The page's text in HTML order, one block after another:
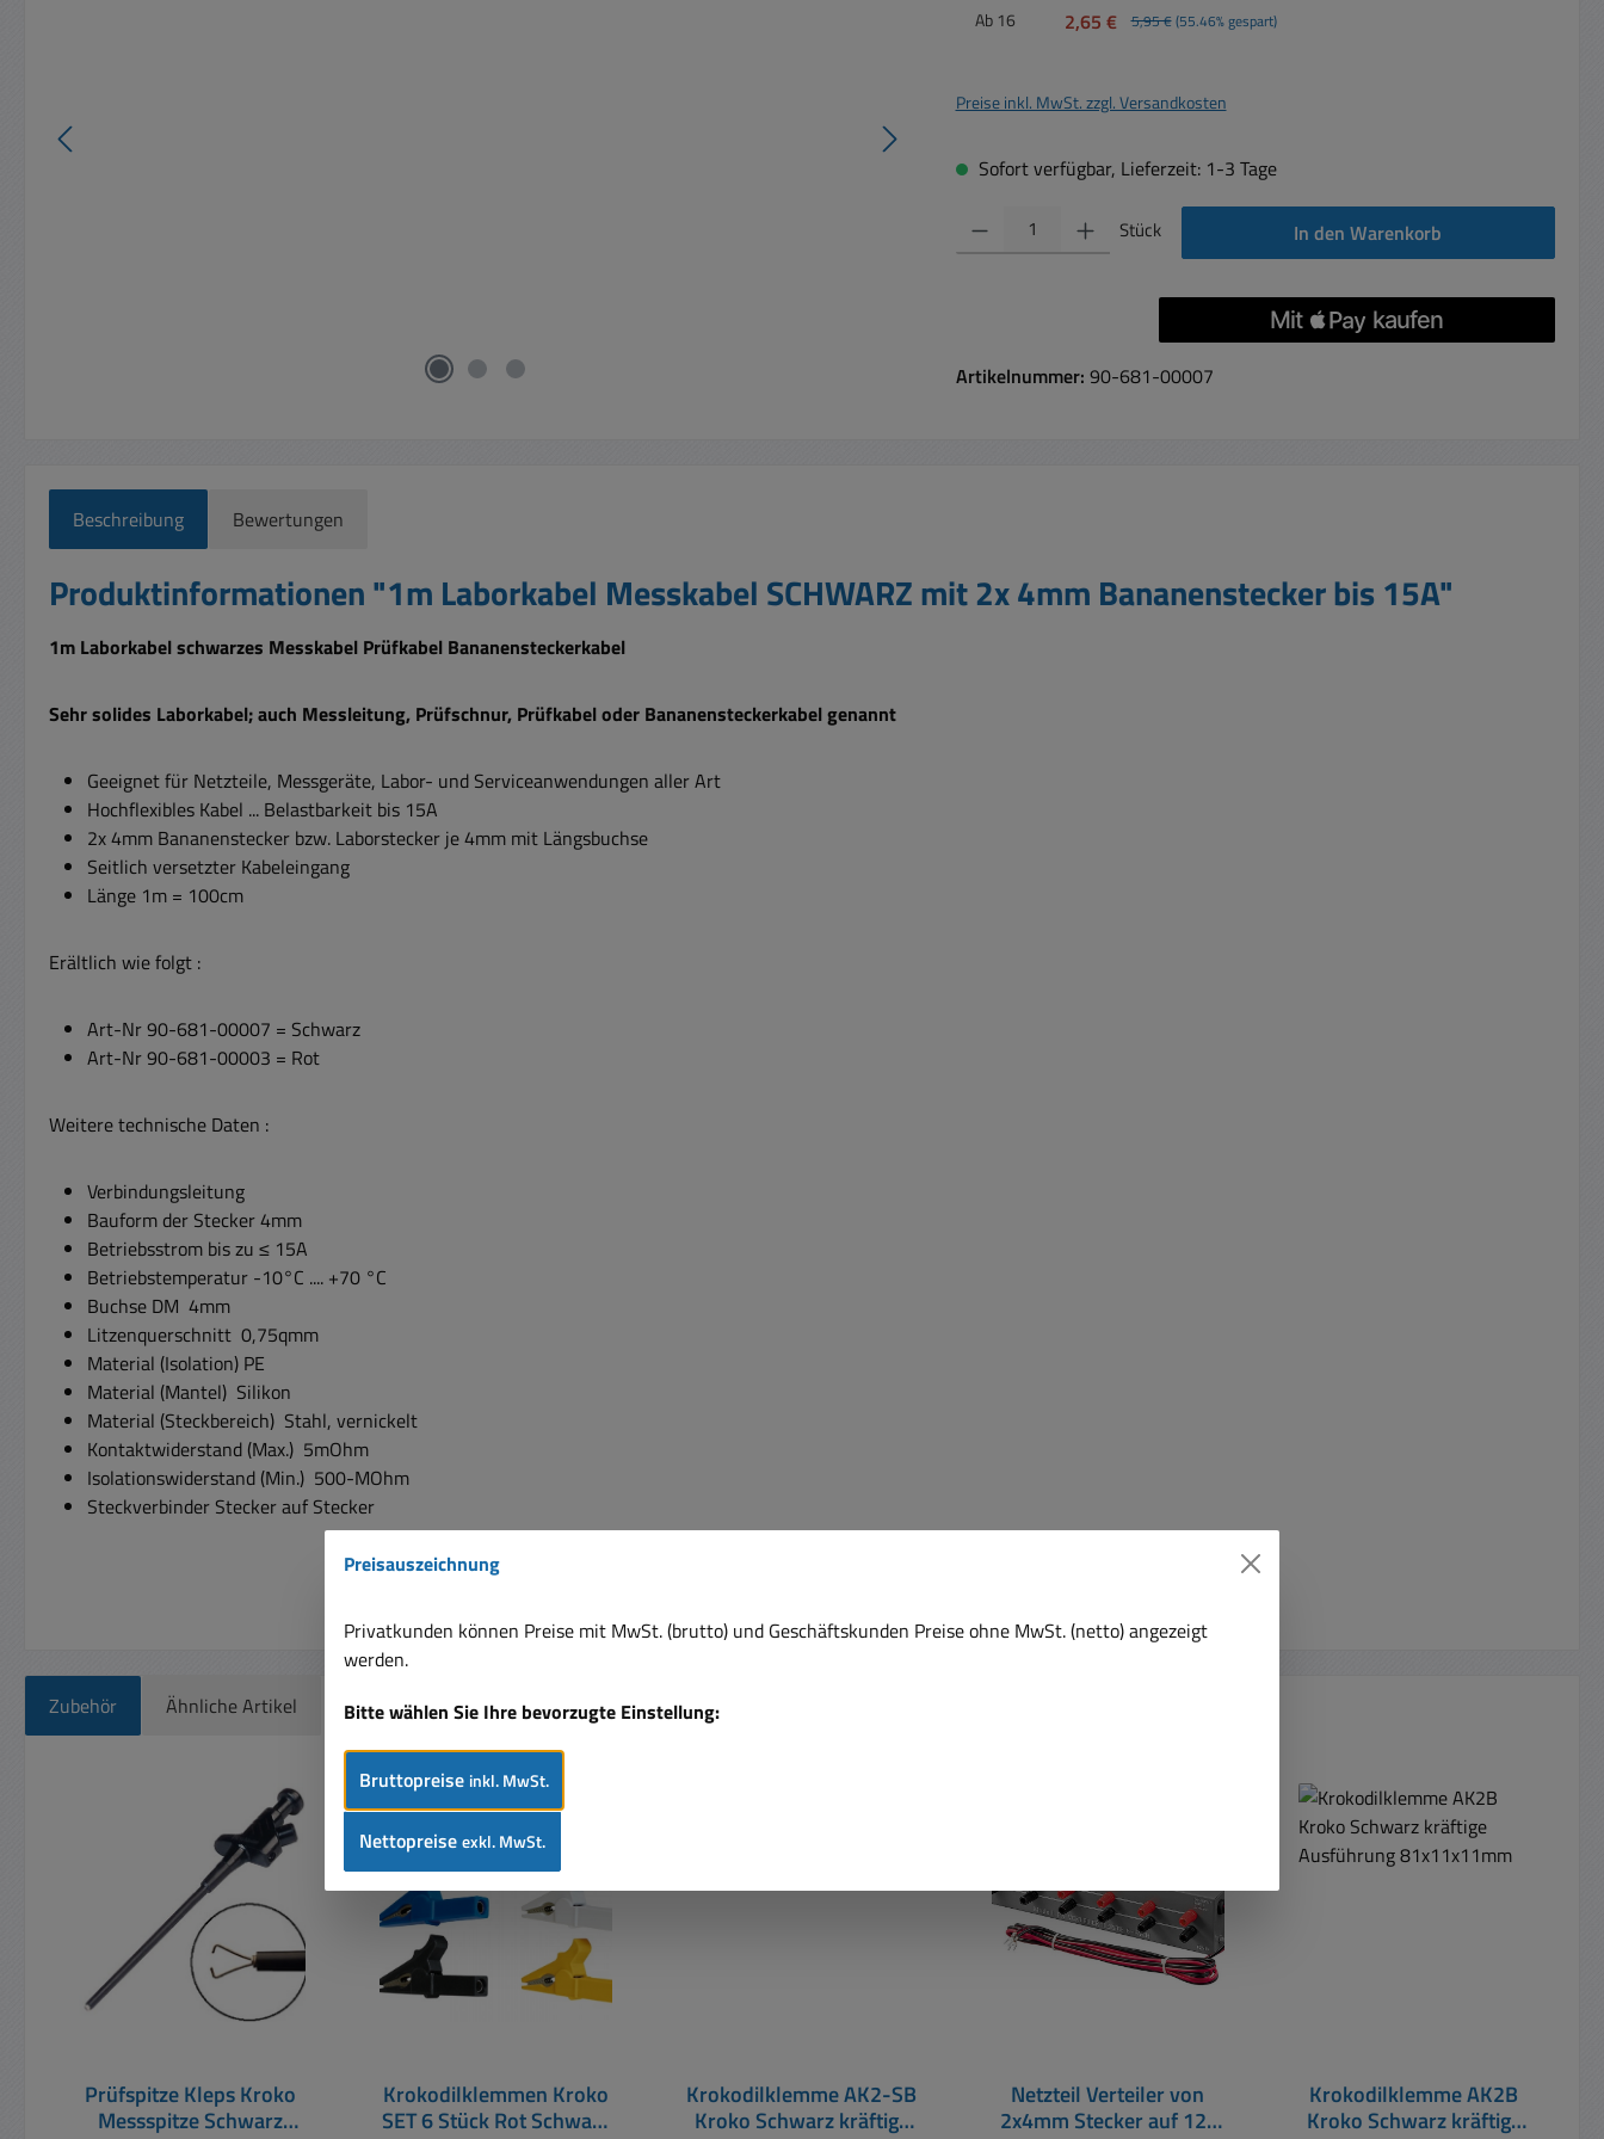
Ab 16 2,65 € 5,95 €(55.46% gespart)
Preise inkl. MwSt. zzgl. Versandkosten
Sofort verfügbar, Lieferzeit: 1-3 Tage
Produkt Anzahl: Gib den gewünschten Wert ein oder benutze die Schaltflächen um die
Stück In den Warenkorb
Artikelnummer: 90-681-00007
Beschreibung Bewertungen
Produktinformationen "1m Laborkabel Messkabel SCHWARZ mit 2x 4mm Bananenstecker bis 15A"
1m Laborkabel schwarzes Messkabel Prüfkabel Bananensteckerkabel
Sehr solides Laborkabel; auch Messleitung, Prüfschnur, Prüfkabel oder Bananensteckerkabel genannt
Geeignet für Netzteile, Messgeräte, Labor- und Serviceanwendungen aller Art
Hochflexibles Kabel ... Belastbarkeit bis 15A
2x 4mm Bananenstecker bzw. Laborstecker je 4mm mit Längsbuchse
Seitlich versetzter Kabeleingang
Länge 1m = 100cm
Erältlich wie folgt :
Art-Nr 90-681-00007 = Schwarz
Art-Nr 90-681-00003 = Rot
Weitere technische Daten :
Verbindungsleitung
Bauform der Stecker 4mm
Betriebsstrom bis zu ≤ 15A
Betriebstemperatur -10°C .... +70 °C
Buchse DM 4mm
Litzenquerschnitt 0,75qmm
Material (Isolation) PE
Material (Mantel) Silikon
Material (Steckbereich) Stahl, vernickelt
Kontaktwiderstand (Max.) 5mOhm
Isolationswiderstand (Min.) 500-MOhm
Steckverbinder Stecker auf Stecker
Zubehör Ähnliche Artikel
Prüfspitze Kleps Kroko
Messspitze Schwarz
%Rabatt
Krokodilklemmen Kroko
SET 6 Stück Rot Schwarz
Krokodilklemme AK2-SB
Kroko Schwarz kräftige
Netzteil Verteiler von
2x4mm Stecker auf 12x
Krokodilklemme AK2B
Kroko Schwarz kräftige
Preisauszeichnung
Privatkunden können Preise mit MwSt. (brutto) und Geschäftskunden Preise ohne MwSt. (netto) angezeigt
werden.
Bitte wählen Sie Ihre bevorzugte Einstellung:
Bruttopreise inkl. MwSt.
Nettopreiseexkl. MwSt.